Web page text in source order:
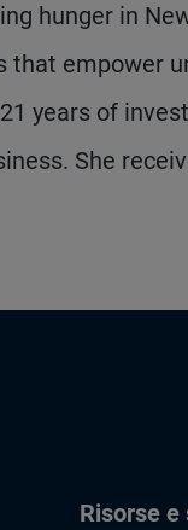
hunger in
that empower
years of
She
Risorse